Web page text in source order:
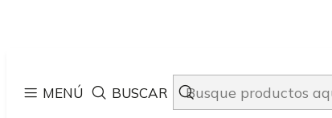
MENÚ BUSCAR